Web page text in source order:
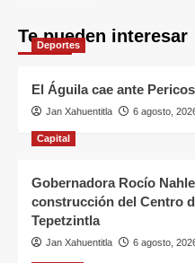
Te pueden interesar
Deportes
El Águila cae ante Pericos
Jan Xahuentitla 6 agosto,
Capital
Gobernadora Rocío
construcción del Centro
Tepetzintla
Jan Xahuentitla 6 agosto,